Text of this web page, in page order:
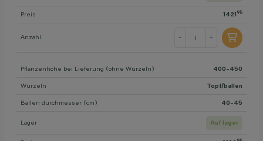
Preis 1421 95
Anzahl - +
Pflanzenhöhe bei Lieferung (ohne Wurzeln) 400-450
Wurzeln Topf/ballen
Ballen durchmesser (cm) 40-45
Lager Auf lager